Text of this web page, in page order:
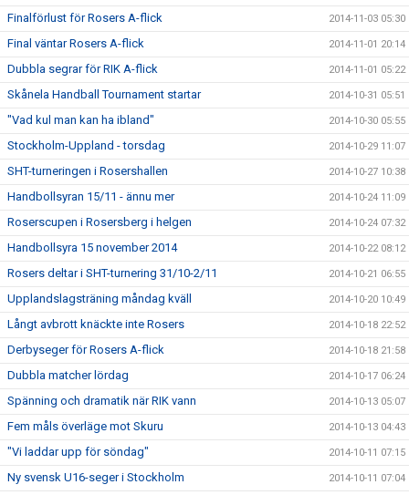
Finalförlust för Rosers A-flick 2014-11-03 05:30
Final väntar Rosers A-flick 2014-11-01 20:14
Dubbla segrar för RIK A-flick 2014-11-01 05:22
Skånela Handball Tournament startar 2014-10-31 05:51
"Vad kul man kan ha ibland" 2014-10-30 05:55
Stockholm-Uppland - torsdag 2014-10-29 11:07
SHT-turneringen i Rosershallen 2014-10-27 10:38
Handbollsyran 15/11 - ännu mer 2014-10-24 11:09
Roserscupen i Rosersberg i helgen 2014-10-24 07:32
Handbollsyra 15 november 2014 2014-10-22 08:12
Rosers deltar i SHT-turnering 31/10-2/11 2014-10-21 06:55
Upplandslagsträning måndag kväll 2014-10-20 10:49
Långt avbrott knäckte inte Rosers 2014-10-18 22:52
Derbyseger för Rosers A-flick 2014-10-18 21:58
Dubbla matcher lördag 2014-10-17 06:24
Spänning och dramatik när RIK vann 2014-10-13 05:07
Fem måls överläge mot Skuru 2014-10-13 04:43
"Vi laddar upp för söndag" 2014-10-11 07:15
Ny svensk U16-seger i Stockholm 2014-10-11 07:04